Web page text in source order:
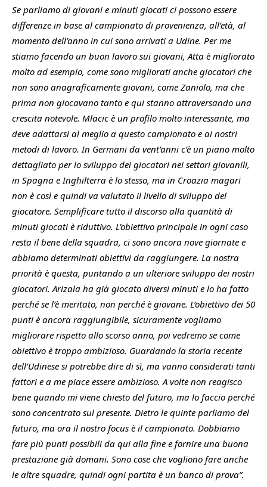
Se parliamo di giovani e minuti giocati ci possono essere
differenze in base al campionato di provenienza, all’età, al
momento dell’anno in cui sono arrivati a Udine. Per me
stiamo facendo un buon lavoro sui giovani, Atta è migliorato
molto ad esempio, come sono migliorati anche giocatori che
non sono anagraficamente giovani, come Zaniolo, ma che
prima non giocavano tanto e qui stanno attraversando una
crescita notevole. Mlacic è un profilo molto interessante, ma
deve adattarsi al meglio a questo campionato e ai nostri
metodi di lavoro. In Germani da vent’anni c’è un piano molto
dettagliato per lo sviluppo dei giocatori nei settori giovanili,
in Spagna e Inghilterra è lo stesso, ma in Croazia magari
non è così e quindi va valutato il livello di sviluppo del
giocatore. Semplificare tutto il discorso alla quantità di
minuti giocati è riduttivo. L’obiettivo principale in ogni caso
resta il bene della squadra, ci sono ancora nove giornate e
abbiamo determinati obiettivi da raggiungere. La nostra
priorità è questa, puntando a un ulteriore sviluppo dei nostri
giocatori. Arizala ha già giocato diversi minuti e lo ha fatto
perché se l’è meritato, non perché è giovane. L’obiettivo dei 50
punti è ancora raggiungibile, sicuramente vogliamo
migliorare rispetto allo scorso anno, poi vedremo se come
obiettivo è troppo ambizioso. Guardando la storia recente
dell’Udinese si potrebbe dire di sì, ma vanno considerati tanti
fattori e a me piace essere ambizioso. A volte non reagisco
bene quando mi viene chiesto del futuro, ma lo faccio perché
sono concentrato sul presente. Dietro le quinte parliamo del
futuro, ma ora il nostro focus è il campionato. Dobbiamo
fare più punti possibili da qui alla fine e fornire una buona
prestazione già domani. Sono cose che vogliono fare anche
le altre squadre, quindi ogni partita è un banco di prova”.